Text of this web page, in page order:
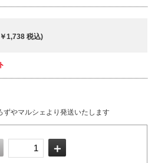
1,738税込)
ずやマルシェより発送いたします
＋